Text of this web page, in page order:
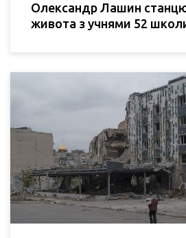
Олександр Лашин
живота з учнями 52